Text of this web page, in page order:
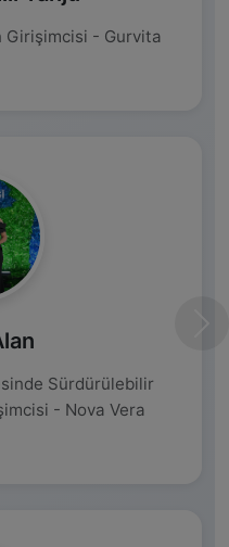
Girişimcisi - Gurvita
Sürdürülebilir
- Nova Vera